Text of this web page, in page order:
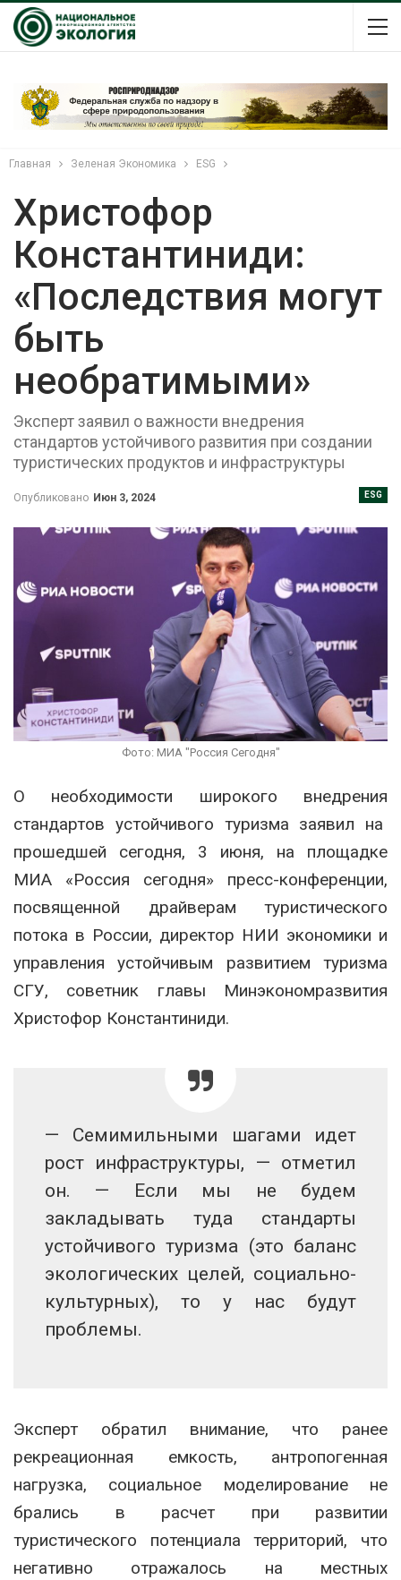
Главная Зеленая Экономика ESG
Христофор
Константиниди:
«Последствия могут
быть
необратимыми»
Эксперт заявил о важности внедрения
стандартов устойчивого развития при создании
туристических продуктов и инфраструктуры
ESG
Опубликовано Июн 3, 2024
Фото: МИА "Россия Сегодня"
О необходимости широкого внедрения
стандартов устойчивого туризма заявил на
прошедшей сегодня, 3 июня, на площадке
МИА «Россия сегодня» пресс-конференции,
посвященной драйверам туристического
потока в России, директор НИИ экономики и
управления устойчивым развитием туризма
СГУ, советник главы Минэкономразвития
Христофор Константиниди.
— Семимильными шагами идет
рост инфраструктуры, — отметил
он. — Если мы не будем
закладывать туда стандарты
устойчивого туризма (это баланс
экологических целей, социально-
культурных), то у нас будут
проблемы.
Эксперт обратил внимание, что ранее
рекреационная емкость, антропогенная
нагрузка, социальное моделирование не
брались в расчет при развитии
туристического потенциала территорий, что
негативно отражалось на местных